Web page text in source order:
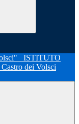
ISTITUTO
Castro dei Volsci